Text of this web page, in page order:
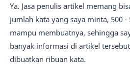
Ya. Jasa penulis artikel memang
jumlah kata yang saya minta, 500
mampu membuatnya, sehingga
banyak informasi di artikel
dibuatkan ribuan kata.